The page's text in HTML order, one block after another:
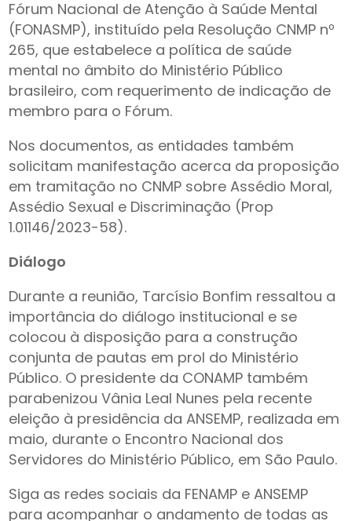
Fórum Nacional de Atenção à Saúde Mental
(FONASMP), instituído pela Resolução CNMP nº
265, que estabelece a política de saúde
mental no âmbito do Ministério Público
brasileiro, com requerimento de indicação de
membro para o Fórum.
Nos documentos, as entidades também
solicitam manifestação acerca da proposição
em tramitação no CNMP sobre Assédio Moral,
Assédio Sexual e Discriminação (Prop
1.01146/2023-58).
Diálogo
Durante a reunião, Tarcísio Bonfim ressaltou a
importância do diálogo institucional e se
colocou à disposição para a construção
conjunta de pautas em prol do Ministério
Público. O presidente da CONAMP também
parabenizou Vânia Leal Nunes pela recente
eleição à presidência da ANSEMP, realizada em
maio, durante o Encontro Nacional dos
Servidores do Ministério Público, em São Paulo.
Siga as redes sociais da FENAMP e ANSEMP
para acompanhar o andamento de todas as